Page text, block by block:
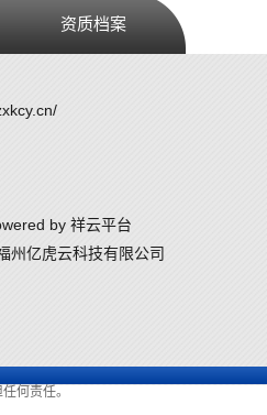
资质档案
by 祥云平台
州亿虎云科技有限公司
何责任。